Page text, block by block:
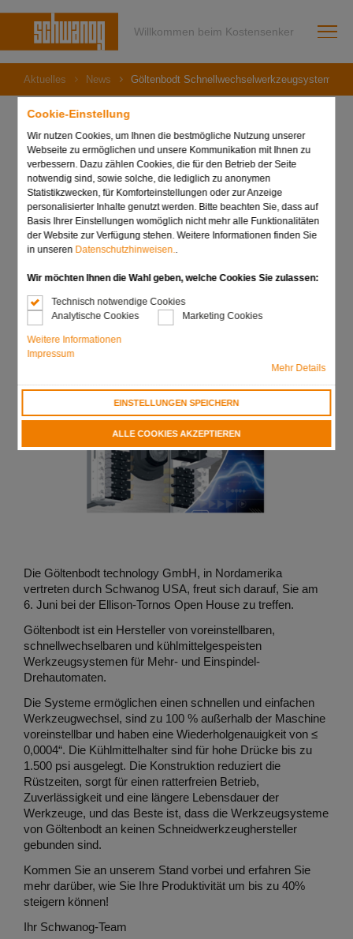
Cookie-Einstellung
Wir nutzen Cookies, um Ihnen die bestmögliche Nutzung unserer
Webseite zu ermöglichen und unsere Kommunikation mit Ihnen zu
verbessern. Dazu zählen Cookies, die für den Betrieb der Seite
notwendig sind, sowie solche, die lediglich zu anonymen
Statistikzwecken, für Komforteinstellungen oder zur Anzeige
personalisierter Inhalte genutzt werden. Bitte beachten Sie, dass auf
Basis Ihrer Einstellungen womöglich nicht mehr alle Funktionalitäten
der Website zur Verfügung stehen. Weitere Informationen finden Sie
in unseren Datenschutzhinweisen..
Wir möchten Ihnen die Wahl geben, welche Cookies Sie zulassen:
Technisch notwendige Cookies
Analytische Cookies
Marketing Cookies
Weitere Informationen
Impressum
Mehr Details
EINSTELLUNGEN SPEICHERN
ALLE COOKIES AKZEPTIEREN
Willkommen beim Kostensenker
Aktuelles News Göltenbodt Schnellwechselwerkzeugsysteme
04. Juni 2024
Göltenbodt
Schnellwechselwerkzeug
systeme für Tornos GT26
und GT32
Die Göltenbodt technology GmbH, in Nordamerika
vertreten durch Schwanog USA, freut sich darauf, Sie am
6. Juni bei der Ellison-Tornos Open House zu treffen.
Göltenbodt ist ein Hersteller von voreinstellbaren,
schnellwechselbaren und kühlmittelgespeisten
Werkzeugsystemen für Mehr- und Einspindel-
Drehautomaten.
Die Systeme ermöglichen einen schnellen und einfachen
Werkzeugwechsel, sind zu 100 % außerhalb der Maschine
voreinstellbar und haben eine Wiederholgenauigkeit von ≤
0,0004“. Die Kühlmittelhalter sind für hohe Drücke bis zu
1.500 psi ausgelegt. Die Konstruktion reduziert die
Rüstzeiten, sorgt für einen ratterfreien Betrieb,
Zuverlässigkeit und eine längere Lebensdauer der
Werkzeuge, und das Beste ist, dass die Werkzeugsysteme
von Göltenbodt an keinen Schneidwerkzeughersteller
gebunden sind.
Kommen Sie an unserem Stand vorbei und erfahren Sie
mehr darüber, wie Sie Ihre Produktivität um bis zu 40%
steigern können!
Ihr Schwanog-Team